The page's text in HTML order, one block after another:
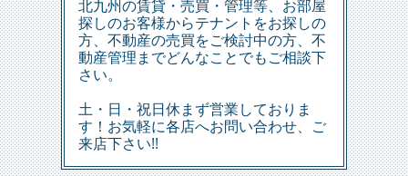
北九州の賃貸・売買・管理等、お部屋
探しのお客様からテナントをお探しの
方、不動産の売買をご検討中の方、不
動産管理までどんなことでもご相談下
さい。
土・日・祝日休まず営業しておりま
す！お気軽に各店へお問い合わせ、ご
来店下さい!!